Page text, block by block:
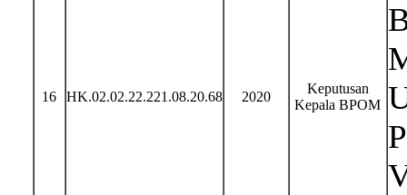
16 HK.02.02.22.221.08.20.68 2020
Keputusan
Kepala BPOM